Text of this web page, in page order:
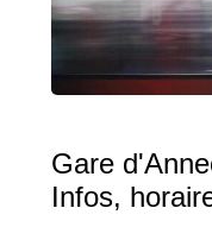
Gare
Infos,